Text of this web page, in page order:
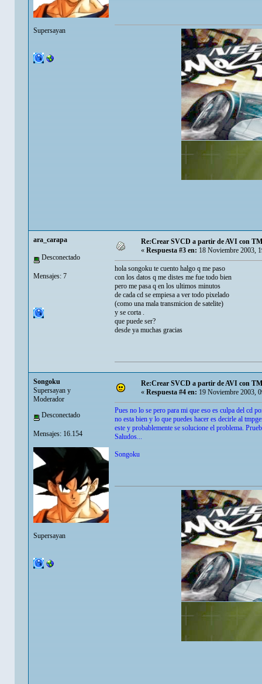
Supersayan
ara_carapa
Desconectado
Mensajes: 7
Re:Crear SVCD a partir de AVI con
« Respuesta #3 en: 18 Noviembre 2003,
hola songoku te cuento halgo q me paso
con los datos q me distes me fue todo bien
pero me pasa q en los ultimos minutos
de cada cd se empiesa a ver todo pixelado
(como una mala transmicion de satelite)
y se corta .
que puede ser?
desde ya muchas gracias
Songoku
Supersayan y
Moderador
Desconectado
Mensajes: 16.154
Supersayan
Re:Crear SVCD a partir de AVI con
«Respuesta #4 en:19 Noviembre 2003,
Pues no lo se pero para mi que eso es culpa del cd
no esta bien y lo que puedes hacer es decirle al
este y probablemente se solucione el problema.
Saludos...
Songoku